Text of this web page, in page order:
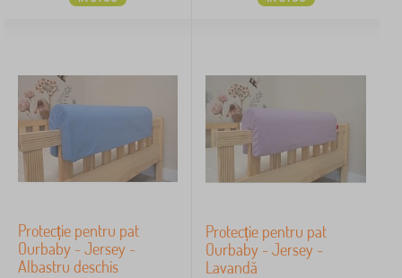
Protecție pentru pat
Ourbaby - Jersey -
Albastru deschis
Protecție pentru pat
Ourbaby - Jersey -
Lavandă